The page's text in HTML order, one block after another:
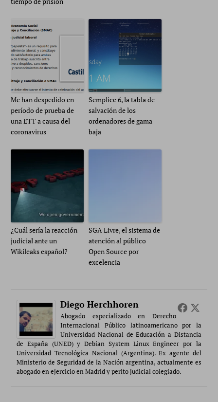
Me han despedido en
período de prueba de
una ETT a causa del
coronavirus
Semplice 6, la tabla de
salvación de los
ordenadores de gama
baja
¿Cuál sería la reacción
judicial ante un
Wikileaks español?
SGA Livre, el sistema de
atención al público
Open Source por
excelencia
Diego Herchhoren
Abogado especializado en Derecho
Internacional Público latinoamericano por la
Universidad Nacional de Educación a Distancia
de España (UNED) y Debian System Linux Engineer por la
Universidad Tecnológica Nacional (Argentina). Ex agente del
Ministerio de Seguridad de la Nación argentina, actualmente es
abogado en ejercicio en Madrid y perito judicial colegiado.